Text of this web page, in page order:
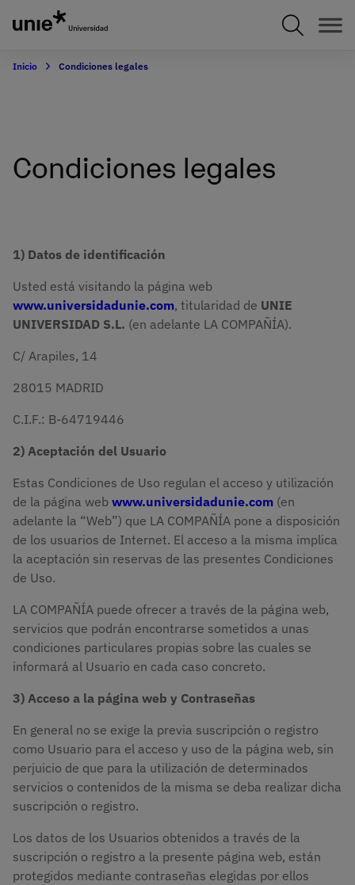
principal
Inicio Condiciones legales
Condiciones legales
1) Datos de identificación
Usted está visitando la página web
www.universidadunie.com, titularidad de UNIE
UNIVERSIDAD S.L. (en adelante LA COMPAÑÍA).
C/ Arapiles, 14
28015 MADRID
C.I.F.: B-64719446
2) Aceptación del Usuario
Estas Condiciones de Uso regulan el acceso y utilización
de la página web www.universidadunie.com (en
adelante la “Web”) que LA COMPAÑÍA pone a disposición
de los usuarios de Internet. El acceso a la misma implica
la aceptación sin reservas de las presentes Condiciones
de Uso.
LA COMPAÑÍA puede ofrecer a través de la página web,
servicios que podrán encontrarse sometidos a unas
condiciones particulares propias sobre las cuales se
informará al Usuario en cada caso concreto.
3) Acceso a la página web y Contraseñas
En general no se exige la previa suscripción o registro
como Usuario para el acceso y uso de la página web, sin
perjuicio de que para la utilización de determinados
servicios o contenidos de la misma se deba realizar dicha
suscripción o registro.
Los datos de los Usuarios obtenidos a través de la
suscripción o registro a la presente página web, están
protegidos mediante contraseñas elegidas por ellos